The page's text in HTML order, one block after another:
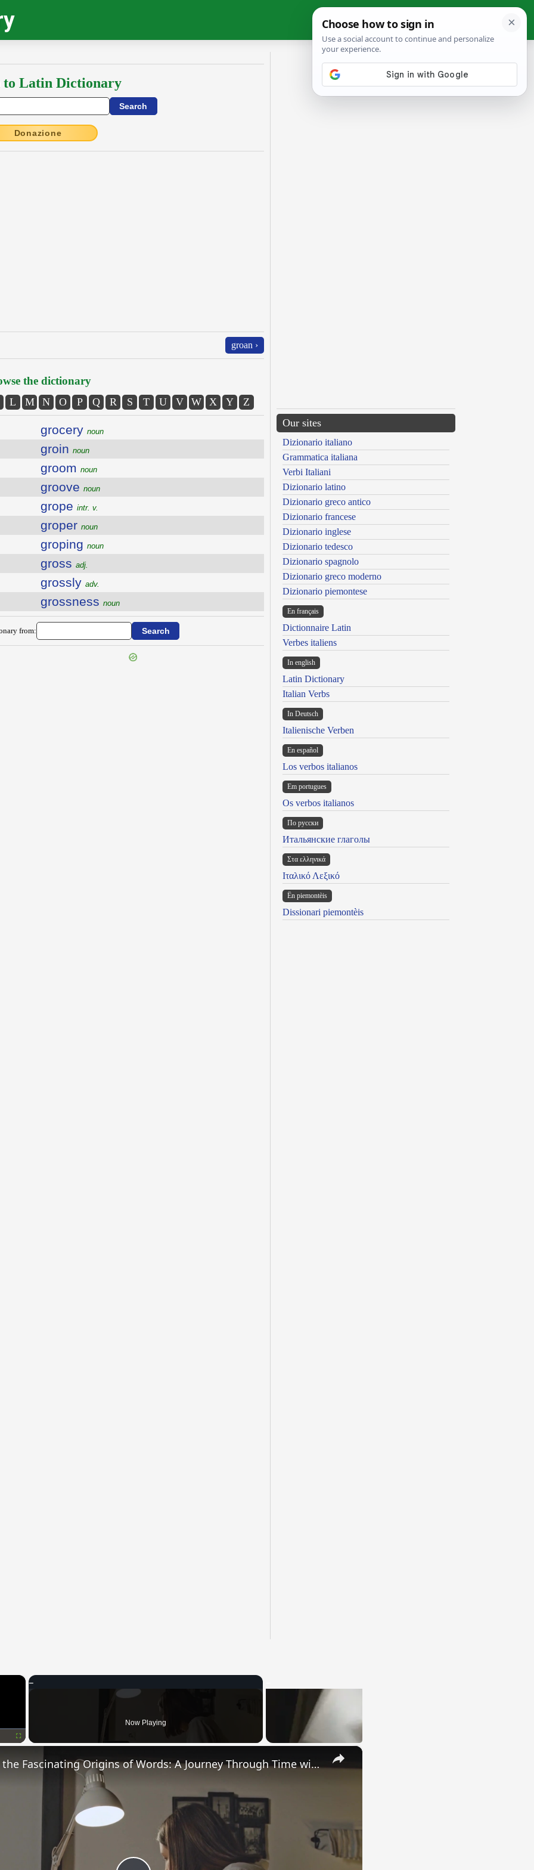
to Latin Dictionary
Donazione
groan ›
the dictionary
L M N O P Q R S T U V W X Y Z
grocery noun
groin noun
groom noun
groove noun
grope intr. v.
groper noun
groping noun
gross adj.
grossly adv.
grossness noun
from:
Our sites
Dizionario italiano
Grammatica italiana
Verbi Italiani
Dizionario latino
Dizionario greco antico
Dizionario francese
Dizionario inglese
Dizionario tedesco
Dizionario spagnolo
Dizionario greco moderno
Dizionario piemontese
En français
Dictionnaire Latin
Verbes italiens
In english
Latin Dictionary
Italian Verbs
In Deutsch
Italienische Verben
En español
Los verbos italianos
Em portugues
Os verbos italianos
По русски
Итальянские глаголы
Στα ελληνικά
Ιταλικό Λεξικό
Ën piemontèis
Dissionari piemontèis
×
Now Playing
×
Uncovering the Fascinating Origins of Words: A Journey Through Time with Dictionaries